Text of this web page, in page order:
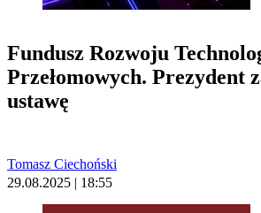
Fundusz Rozwoju
Przełomowych. Prezydent
ustawę
Tomasz Ciechoński
29.08.2025 | 18:55